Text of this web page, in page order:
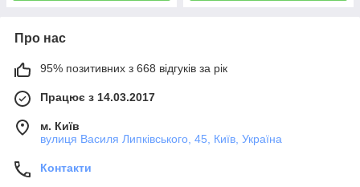
Про нас
95% позитивних з 668 відгуків за рік
Працює з 14.03.2017
м. Київ
вулиця Василя Липківського, 45, Київ, Україна
Контакти